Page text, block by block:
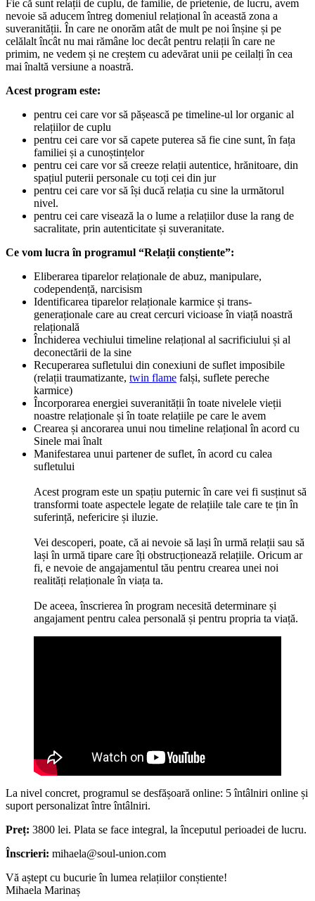
Fie că sunt relații de cuplu, de familie, de prietenie, de lucru, avem
nevoie să aducem întreg domeniul relațional în această zona a
suveranității. În care ne onorăm atât de mult pe noi înșine și pe
celălalt încât nu mai rămâne loc decât pentru relații în care ne
primim, ne vedem și ne creștem cu adevărat unii pe ceilalți în cea
mai înaltă versiune a noastră.
Acest program este:
pentru cei care vor să pășească pe timeline-ul lor organic al
relațiilor de cuplu
pentru cei care vor să capete puterea să fie cine sunt, în fața
familiei și a cunoștințelor
pentru cei care vor să creeze relații autentice, hrănitoare, din
spațiul puterii personale cu toți cei din jur
pentru cei care vor să își ducă relația cu sine la următorul
nivel.
pentru cei care visează la o lume a relațiilor duse la rang de
sacralitate, prin autenticitate și suveranitate.
Ce vom lucra în programul “Relații conștiente”:
Eliberarea tiparelor relaționale de abuz, manipulare,
codependență, narcisism
Identificarea tiparelor relaționale karmice și trans-
generaționale care au creat cercuri vicioase în viață noastră
relațională
Închiderea vechiului timeline relațional al sacrificiului și al
deconectării de la sine
Recuperarea sufletului din conexiuni de suflet imposibile
(relații traumatizante, twin flame falși, suflete pereche
karmice)
Încorporarea energiei suveranității în toate nivelele vieții
noastre relaționale și în toate relațiile pe care le avem
Crearea și ancorarea unui nou timeline relațional în acord cu
Sinele mai înalt
Manifestarea unui partener de suflet, în acord cu calea
sufletului
Acest program este un spațiu puternic în care vei fi susținut să
transformi toate aspectele legate de relațiile tale care te țin în
suferință, nefericire și iluzie.
Vei descoperi, poate, că ai nevoie să lași în urmă relații sau să
lași în urmă tipare care îți obstrucționează relațiile. Oricum ar
fi, e nevoie de angajamentul tău pentru crearea unei noi
realități relaționale în viața ta.
De aceea, înscrierea în program necesită determinare și
angajament pentru calea personală și pentru propria ta viață.
La nivel concret, programul se desfășoară online: 5 întâlniri online și
suport personalizat între întâlniri.
Preț: 3800 lei. Plata se face integral, la începutul perioadei de lucru.
Înscrieri: mihaela@soul-union.com
Vă aștept cu bucurie în lumea relațiilor conștiente!
Mihaela Marinaș